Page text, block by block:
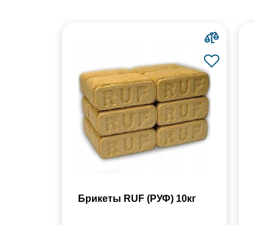
Брикеты RUF (РУФ) 10кг